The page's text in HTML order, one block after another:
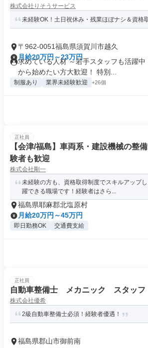
株式会社りそうサービス
未経験OK！土日祝休み・残業ほぼナシ＆資格
〒962-0051福島県須賀川市越久
月給20万円～23万円
求めている人材 ～若手スタッフも活躍
から始めたい方大歓迎！ 特別...
制服あり 業界未経験歓迎 +26個
正社員
【会津/福島】車両系・建設機械の整
験者も歓迎
株式会社剛一
未経験の方も、資格取得制度でスキルアップ
躍できる職場です！経験者はさら...
福島県耶麻郡北塩原村
月給20万円～45万円
即日勤務OK 交通費支給
正社員
自動車整備士 メカニック スタッフ
株式会社優希
2級自動車整備士必須！経験者優遇！
福島県郡山市御前南